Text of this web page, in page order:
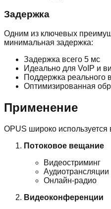
Задержка
Одним из ключевых
минимальная задержка:
Задержка всего 5 мс
Идеально для VoIP и
Поддержка реального
Оптимизированная
Применение
OPUS широко используется
Потоковое вещание
Видеостриминг
Аудиотрансляции
Онлайн-радио
Видеоконференции